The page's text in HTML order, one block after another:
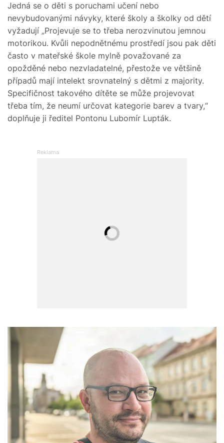
Jedná se o děti s poruchami učení nebo
nevybudovanými návyky, které školy a školky od dětí
vyžadují „Projevuje se to třeba nerozvinutou jemnou
motorikou. Kvůli nepodnětnému prostředí jsou pak děti
často v mateřské škole mylně považované za
opožděné nebo nezvladatelné, přestože ve většině
případů mají intelekt srovnatelný s dětmi z majority.
Specifičnost takového dítěte se může projevovat
třeba tím, že neumí určovat kategorie barev a tvary,“
doplňuje ji ředitel Pontonu Lubomír Lupták.